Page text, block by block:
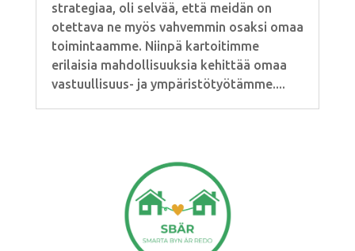
strategiaa, oli selvää, että meidän on
otettava ne myös vahvemmin osaksi omaa
toimintaamme. Niinpä kartoitimme
erilaisia mahdollisuuksia kehittää omaa
vastuullisuus- ja ympäristötyötämme....